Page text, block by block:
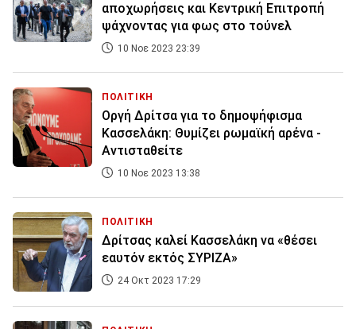
αποχωρήσεις και Κεντρική Επιτροπή
ψάχνοντας για φως στο τούνελ
10 Νοε 2023 23:39
ΠΟΛΙΤΙΚΗ
Οργή Δρίτσα για το δημοψήφισμα
Κασσελάκη: Θυμίζει ρωμαϊκή αρένα -
Αντισταθείτε
10 Νοε 2023 13:38
ΠΟΛΙΤΙΚΗ
Δρίτσας καλεί Κασσελάκη να «θέσει
εαυτόν εκτός ΣΥΡΙΖΑ»
24 Οκτ 2023 17:29